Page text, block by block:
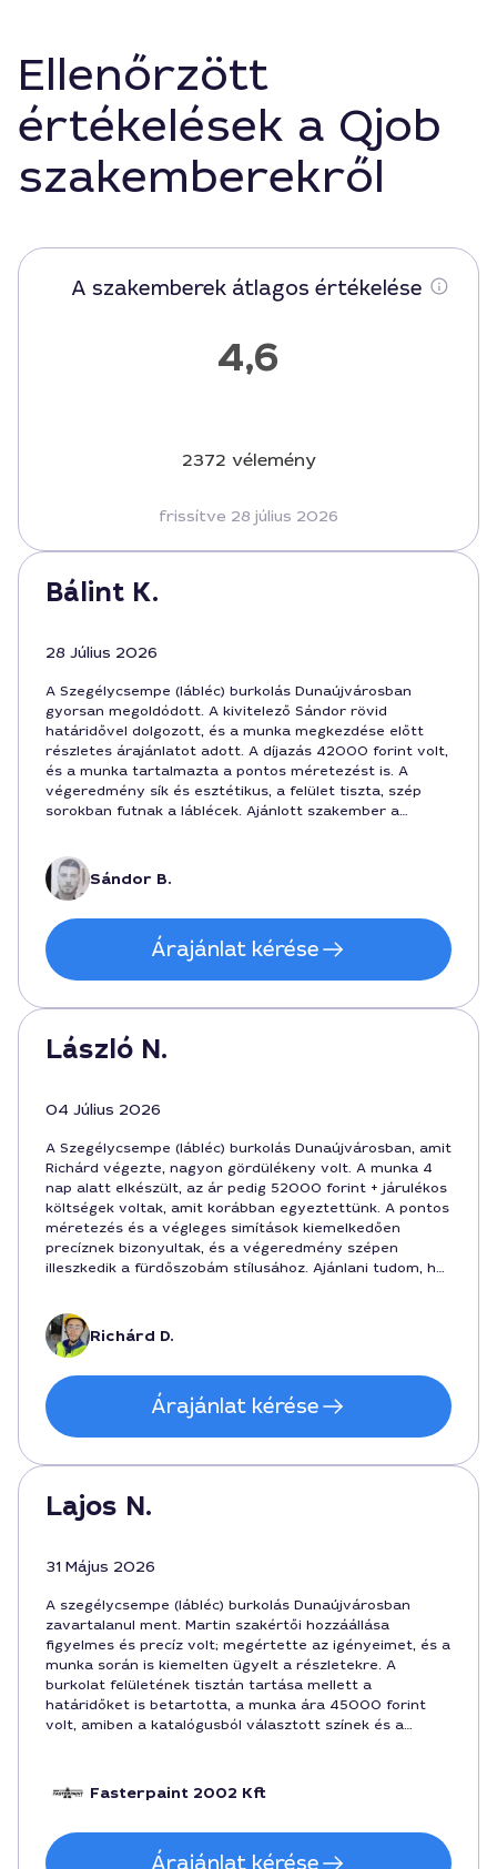
Ellenőrzött
értékelések a Qjob
szakemberekről
A szakemberek átlagos értékelése
4,6
2372 vélemény
frissítve 28 július 2026
Bálint K.
28 Július 2026
A Szegélycsempe (lábléc) burkolás Dunaújvárosban
gyorsan megoldódott. A kivitelező Sándor rövid
határidővel dolgozott, és a munka megkezdése előtt
részletes árajánlatot adott. A díjazás 42000 forint volt,
és a munka tartalmazta a pontos méretezést is. A
végeredmény sík és esztétikus, a felület tiszta, szép
sorokban futnak a láblécek. Ajánlott szakember a
Sándor B.
Árajánlat kérése
László N.
04 Július 2026
A Szegélycsempe (lábléc) burkolás Dunaújvárosban, amit
Richárd végezte, nagyon gördülékeny volt. A munka 4
nap alatt elkészült, az ár pedig 52000 forint + járulékos
költségek voltak, amit korábban egyeztettünk. A pontos
méretezés és a végleges simítások kiemelkedően
precíznek bizonyultak, és a végeredmény szépen
illeszkedik a fürdőszobám stílusához. Ajánlani tudom, ha
Richárd D.
Árajánlat kérése
Lajos N.
31 Május 2026
A szegélycsempe (lábléc) burkolás Dunaújvárosban
zavartalanul ment. Martin szakértői hozzáállása
figyelmes és precíz volt; megértette az igényeimet, és a
munka során is kiemelten ügyelt a részletekre. A
burkolat felületének tisztán tartása mellett a
határidőket is betartotta, a munka ára 45000 forint
volt, amiben a katalógusból választott színek és a
végeredménnyel, és bátran ajánlom Dunaújvárosban
élőknek.
Fasterpaint 2002 Kft
Árajánlat kérése